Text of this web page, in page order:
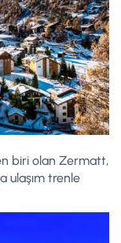
biri olan Zermatt,
ulaşım trenle